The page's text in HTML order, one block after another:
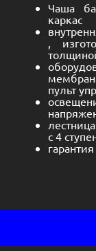
Чаша
каркас
,
пульт
с 4